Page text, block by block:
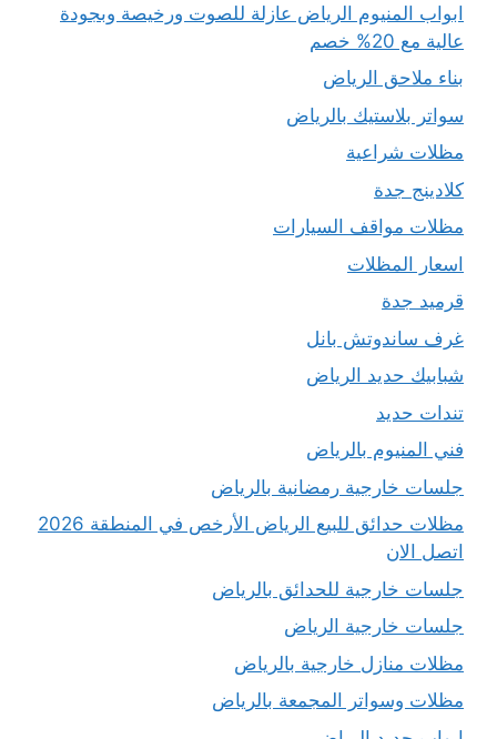
ابواب المنيوم الرياض عازلة للصوت ورخيصة وبجودة
عالية مع 20% خصم
بناء ملاحق الرياض
سواتر بلاستيك بالرياض
مظلات شراعية
كلادينج جدة
مظلات مواقف السيارات
اسعار المظلات
قرميد جدة
غرف ساندوتش بانل
شبابيك حديد الرياض
تندات حديد
فني المنيوم بالرياض
جلسات خارجية رمضانية بالرياض
مظلات حدائق للبيع الرياض الأرخص في المنطقة 2026
اتصل الان
جلسات خارجية للحدائق بالرياض
جلسات خارجية الرياض
مظلات منازل خارجية بالرياض
مظلات وسواتر المجمعة بالرياض